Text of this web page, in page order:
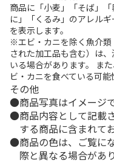
商品に「小麦」「そば」
に」「くるみ」のアレル
を表示します。
※エビ・カニを除く魚介
された加工品も含む）は
いる場合があります。 ま
ビ・カニを食べている可能
その他
商品写真はイメージで
商品内容として記載
する商品に含まれて
商品の色は、ご覧に
際と異なる場合があり